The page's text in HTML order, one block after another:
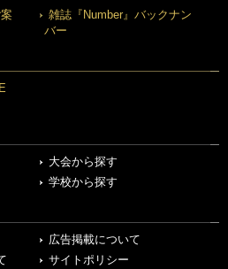
雑誌『Number』バックナン
バー
大会から探す
学校から探す
広告掲載について
サイトポリシー